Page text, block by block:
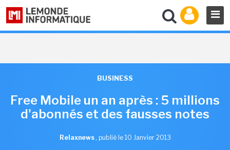
BUSINESS
Free Mobile un an après : 5 millions
d'abonnés et des fausses notes
Relaxnews , publié le 10 Janvier 2013